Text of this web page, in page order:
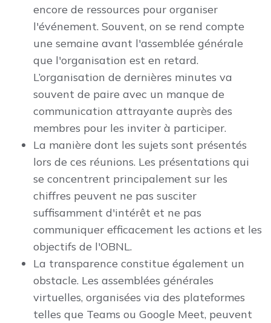
encore de ressources pour organiser
l'événement. Souvent, on se rend compte
une semaine avant l'assemblée générale
que l'organisation est en retard.
L’organisation de dernières minutes va
souvent de paire avec un manque de
communication attrayante auprès des
membres pour les inviter à participer.
La manière dont les sujets sont présentés
lors de ces réunions. Les présentations qui
se concentrent principalement sur les
chiffres peuvent ne pas susciter
suffisamment d'intérêt et ne pas
communiquer efficacement les actions et les
objectifs de l'OBNL.
La transparence constitue également un
obstacle. Les assemblées générales
virtuelles, organisées via des plateformes
telles que Teams ou Google Meet, peuvent